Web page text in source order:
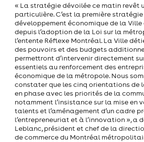
« La stratégie dévoilée ce matin revêt
particulière. C’est la première
développement économique de la
depuis l’adoption de la Loi sur la
l’entente Réflexe Montréal. La Ville
des pouvoirs et des budgets
permettront d’intervenir directement
essentiels au renforcement des
économique de la métropole. Nous
constater que les cinq orientations de
en phase avec les priorités de la
notamment l’insistance sur la mise en
talents et l’aménagement d’un cadre
l’entrepreneuriat et à l’innovation », a
Leblanc, président et chef de la
de commerce du Montréal